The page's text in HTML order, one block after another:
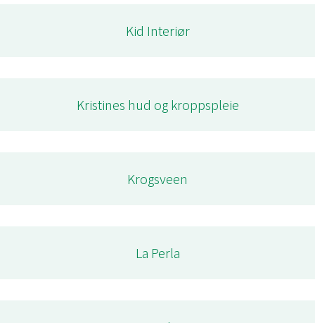
Kid Interiør
Kristines hud og kroppspleie
Krogsveen
La Perla